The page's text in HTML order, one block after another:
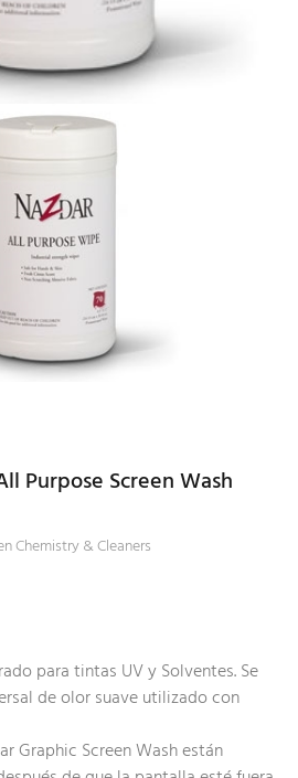
Purpose Screen Wash
Chemistry & Cleaners
para tintas UV y Solventes. Se
de olor suave utilizado con
Graphic Screen Wash están